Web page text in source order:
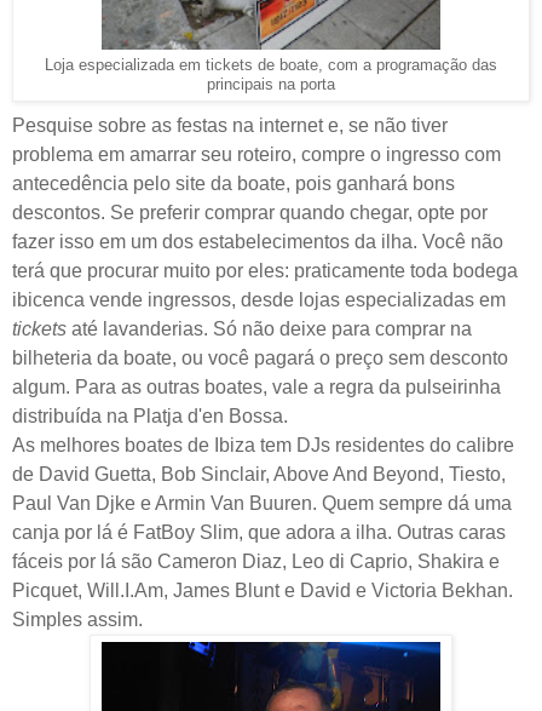
Loja especializada em tickets de boate, com a programação das
principais na porta
Pesquise sobre as festas na internet e, se não tiver
problema em amarrar seu roteiro, compre o ingresso com
antecedência pelo site da boate, pois ganhará bons
descontos. Se preferir comprar quando chegar, opte por
fazer isso em um dos estabelecimentos da ilha. Você não
terá que procurar muito por eles: praticamente toda bodega
ibicenca vende ingressos, desde lojas especializadas em
tickets até lavanderias. Só não deixe para comprar na
bilheteria da boate, ou você pagará o preço sem desconto
algum. Para as outras boates, vale a regra da pulseirinha
distribuída na Platja d'en Bossa.
As melhores boates de Ibiza tem DJs residentes do calibre
de David Guetta, Bob Sinclair, Above And Beyond, Tiesto,
Paul Van Djke e Armin Van Buuren. Quem sempre dá uma
canja por lá é FatBoy Slim, que adora a ilha. Outras caras
fáceis por lá são Cameron Diaz, Leo di Caprio, Shakira e
Picquet, Will.I.Am, James Blunt e David e Victoria Bekhan.
Simples assim.